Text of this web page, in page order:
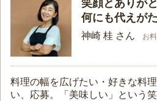
笑顔とありが
何にも代えが
神崎 桂 さん お
料理の幅を広げたい・好きな料
い、応募。「美味しい」という